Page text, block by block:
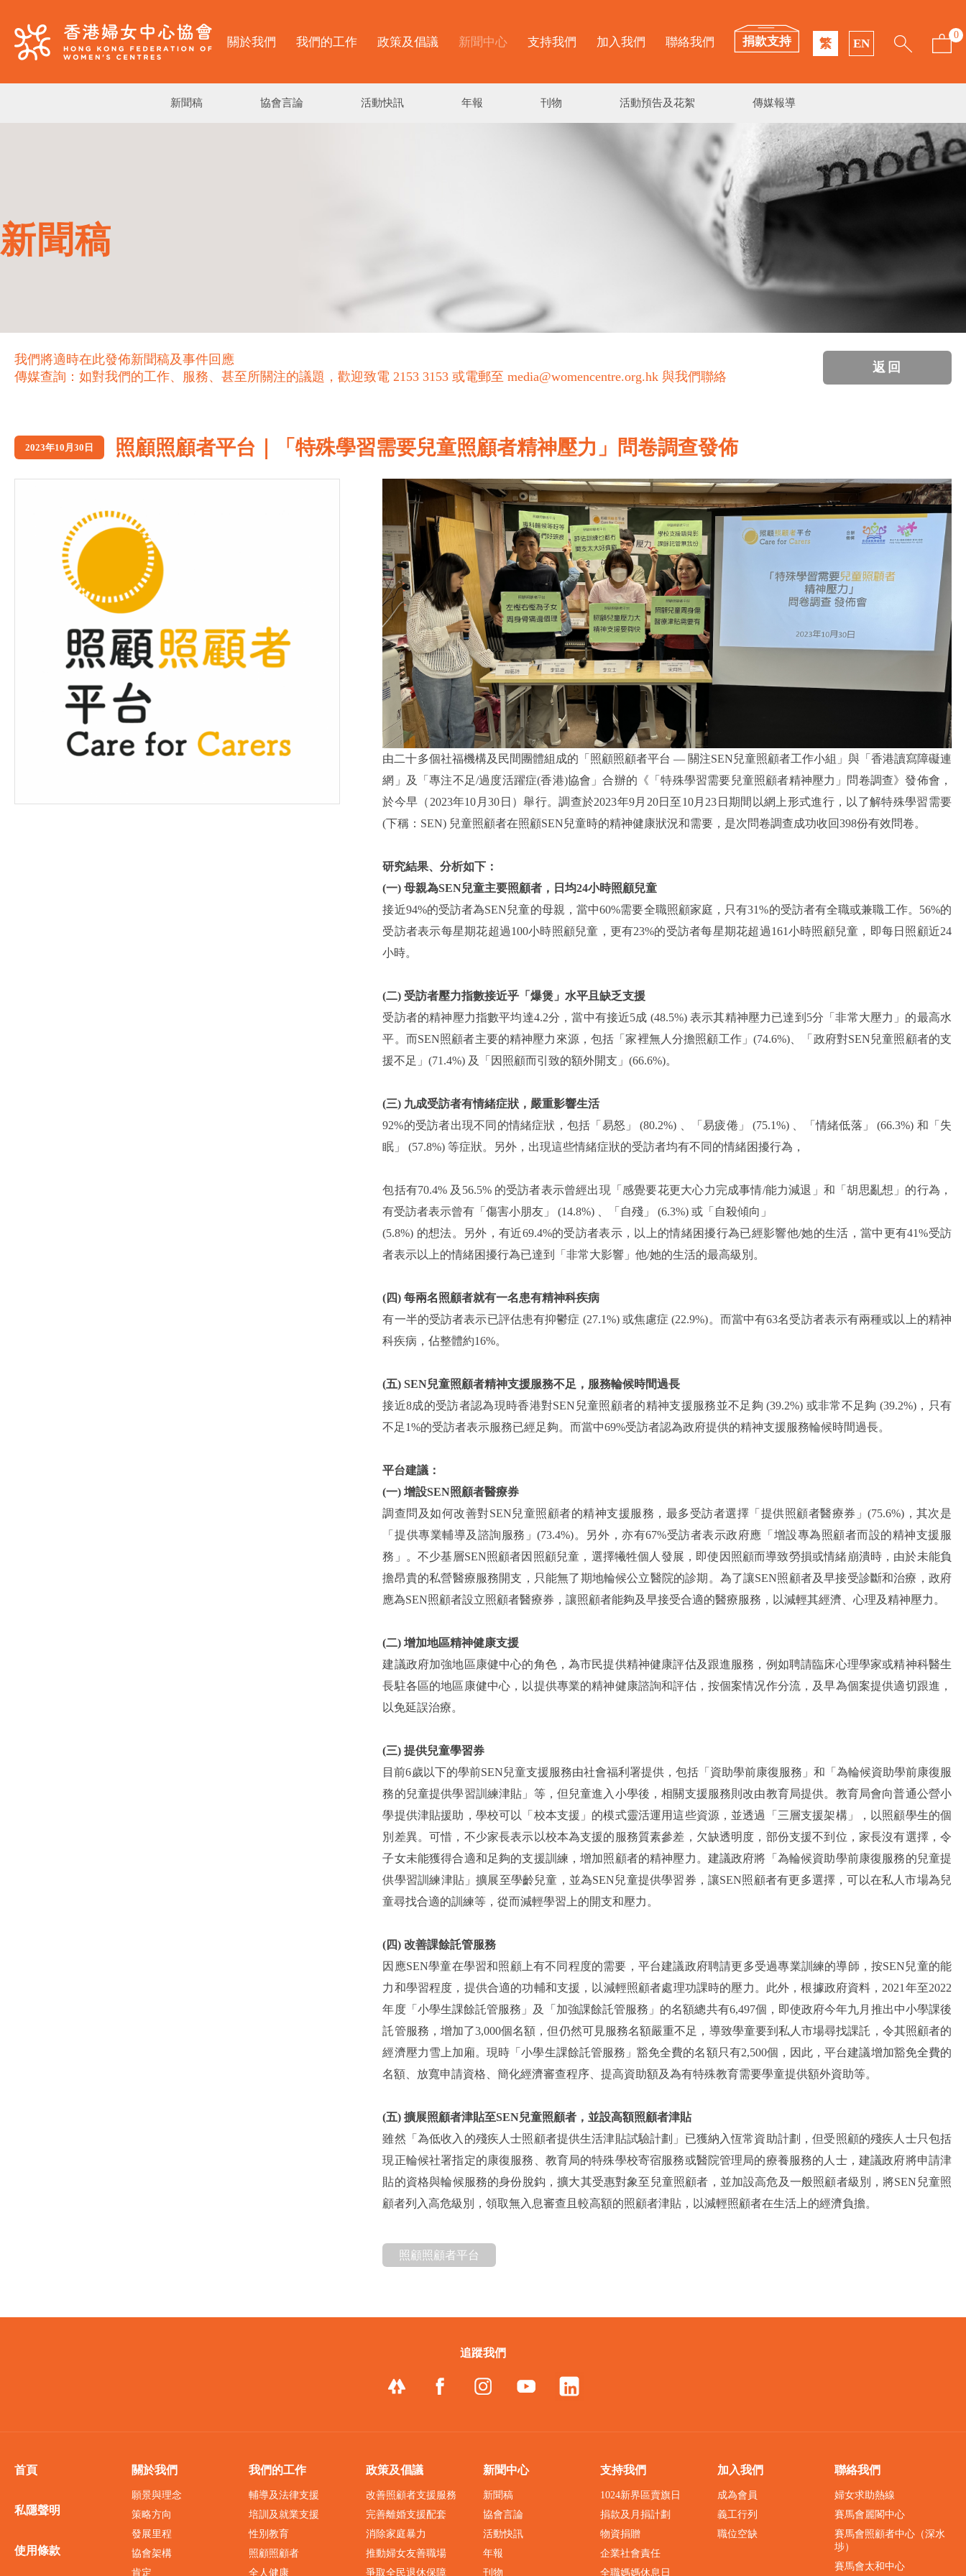
關於我們 我們的工作 政策及倡議 新聞中心 支持我們 加入我們 聯絡我們 捐款支持 繁 EN
0
新聞稿 協會言論 活動快訊 年報 刊物 活動預告及花絮 傳媒報導
新聞稿
我們將適時在此發佈新聞稿及事件回應
傳媒查詢：如對我們的工作、服務、甚至所關注的議題，歡迎致電 2153 3153 或電郵至 media@womencentre.org.hk 與我們聯絡
返回
2023年10月30日 照顧照顧者平台｜「特殊學習需要兒童照顧者精神壓力」問卷調查發佈
由二十多個社福機構及民間團體組成的「照顧照顧者平台 — 關注SEN兒童照顧者工作小組」與「香港讀寫障礙連
網」及「專注不足/過度活躍症(香港)協會」合辦的《「特殊學習需要兒童照顧者精神壓力」問卷調查》發佈會，
於今早（2023年10月30日）舉行。調查於2023年9月20日至10月23日期間以網上形式進行，以了解特殊學習需要
(下稱：SEN) 兒童照顧者在照顧SEN兒童時的精神健康狀況和需要，是次問卷調查成功收回398份有效問卷。
研究結果、分析如下：
(一) 母親為SEN兒童主要照顧者，日均24小時照顧兒童
接近94%的受訪者為SEN兒童的母親，當中60%需要全職照顧家庭，只有31%的受訪者有全職或兼職工作。56%的
受訪者表示每星期花超過100小時照顧兒童，更有23%的受訪者每星期花超過161小時照顧兒童，即每日照顧近24
小時。
(二) 受訪者壓力指數接近乎「爆煲」水平且缺乏支援
受訪者的精神壓力指數平均達4.2分，當中有接近5成 (48.5%) 表示其精神壓力已達到5分「非常大壓力」的最高水
平。 而SEN照顧者主要的精神壓力來源，包括「家裡無人分擔照顧工作」(74.6%)、「政府對SEN兒童照顧者的支
援不足」(71.4%) 及「因照顧而引致的額外開支」(66.6%)。
(三) 九成受訪者有情緒症狀，嚴重影響生活
92%的受訪者出現不同的情緒症狀，包括「易怒」 (80.2%) 、「易疲倦」 (75.1%) 、「情緒低落」 (66.3%) 和「失
眠」 (57.8%) 等症狀。另外，出現這些情緒症狀的受訪者均有不同的情緒困擾行為，
包括有70.4% 及56.5% 的受訪者表示曾經出現「感覺要花更大心力完成事情/能力減退」和「胡思亂想」的行為，
有受訪者表示曾有「傷害小朋友」 (14.8%) 、「自殘」 (6.3%) 或「自殺傾向」
(5.8%) 的想法。另外，有近69.4%的受訪者表示，以上的情緒困擾行為已經影響他/她的生活，當中更有41%受訪
者表示以上的情緒困擾行為已達到「非常大影響」他/她的生活的最高級別。
(四)每兩名照顧者就有一名患有精神科疾病
有一半的受訪者表示已評估患有抑鬱症 (27.1%) 或焦慮症 (22.9%)。而當中有63名受訪者表示有兩種或以上的精神
科疾病，佔整體約16%。
(五)SEN兒童照顧者精神支援服務不足，服務輪候時間過長
接近8成的受訪者認為現時香港對SEN兒童照顧者的精神支援服務並不足夠 (39.2%) 或非常不足夠 (39.2%)，只有
不足1%的受訪者表示服務已經足夠。而當中69%受訪者認為政府提供的精神支援服務輪候時間過長。
平台建議：
(一) 增設SEN照顧者醫療券
調查問及如何改善對SEN兒童照顧者的精神支援服務，最多受訪者選擇「提供照顧者醫療券」(75.6%)，其次是
「提供專業輔導及諮詢服務」(73.4%)。另外，亦有67%受訪者表示政府應「增設專為照顧者而設的精神支援服
務」。不少基層SEN照顧者因照顧兒童，選擇犧牲個人發展，即使因照顧而導致勞損或情緒崩潰時，由於未能負
擔昂貴的私營醫療服務開支，只能無了期地輪候公立醫院的診期。為了讓SEN照顧者及早接受診斷和治療，政府
應為SEN照顧者設立照顧者醫療券，讓照顧者能夠及早接受合適的醫療服務，以減輕其經濟、心理及精神壓力。
(二) 增加地區精神健康支援
建議政府加強地區康健中心的角色，為市民提供精神健康評估及跟進服務，例如聘請臨床心理學家或精神科醫生
長駐各區的地區康健中心，以提供專業的精神健康諮詢和評估，按個案情况作分流，及早為個案提供適切跟進，
以免延誤治療。
(三) 提供兒童學習券
目前6歲以下的學前SEN兒童支援服務由社會福利署提供，包括「資助學前康復服務」和「為輪候資助學前康復服
務的兒童提供學習訓練津貼」等，但兒童進入小學後，相關支援服務則改由教育局提供。教育局會向普通公營小
學提供津貼援助，學校可以「校本支援」的模式靈活運用這些資源，並透過「三層支援架構」，以照顧學生的個
別差異。可惜，不少家長表示以校本為支援的服務質素參差，欠缺透明度，部份支援不到位，家長沒有選擇，令
子女未能獲得合適和足夠的支援訓練，增加照顧者的精神壓力。建議政府將「為輪候資助學前康復服務的兒童提
供學習訓練津貼」擴展至學齡兒童，並為SEN兒童提供學習券，讓SEN照顧者有更多選擇，可以在私人市場為兒
童尋找合適的訓練等，從而減輕學習上的開支和壓力。
(四) 改善課餘託管服務
因應SEN學童在學習和照顧上有不同程度的需要，平台建議政府聘請更多受過專業訓練的導師，按SEN兒童的能
力和學習程度，提供合適的功輔和支援，以減輕照顧者處理功課時的壓力。此外，根據政府資料，2021年至2022
年度「小學生課餘託管服務」及「加強課餘託管服務」的名額總共有6,497個，即使政府今年九月推出中小學課後
託管服務，增加了3,000個名額，但仍然可見服務名額嚴重不足，導致學童要到私人市場尋找課託，令其照顧者的
經濟壓力雪上加廂。現時「小學生課餘託管服務」豁免全費的名額只有2,500個， 因此，平台建議增加豁免全費的
名額、放寬申請資格、簡化經濟審查程序、提高資助額及為有特殊教育需要學童提供額外資助等。
(五) 擴展照顧者津貼至SEN兒童照顧者，並設高額照顧者津貼
雖然「為低收入的殘疾人士照顧者提供生活津貼試驗計劃」已獲納入恆常資助計劃，但受照顧的殘疾人士只包括
現正輪候社署指定的康復服務、教育局的特殊學校寄宿服務或醫院管理局的療養服務的人士，建議政府將申請津
貼的資格與輪候服務的身份脫鈎，擴大其受惠對象至兒童照顧者，並加設高危及一般照顧者級別，將SEN兒童照
顧者列入高危級別，領取無入息審查且較高額的照顧者津貼，以減輕照顧者在生活上的經濟負擔。
照顧照顧者平台
追蹤我們
首頁
私隱聲明
使用條款
關於我們
願景與理念
策略方向
發展里程
協會架構
肯定
我們的工作
輔導及法律支援
培訓及就業支援
性別教育
照顧照顧者
全人健康
政策及倡議
改善照顧者支援服務
完善離婚支援配套
消除家庭暴力
推動婦女友善職場
爭取全民退休保障
新聞中心
新聞稿
協會言論
活動快訊
年報
刊物
支持我們
1024新界區賣旗日
捐款及月捐計劃
物資捐贈
企業社會責任
全職媽媽休息日
加入我們
成為會員
義工行列
職位空缺
聯絡我們
婦女求助熱線
賽馬會麗閣中心
賽馬會照顧者中心（深水
埗）
賽馬會太和中心